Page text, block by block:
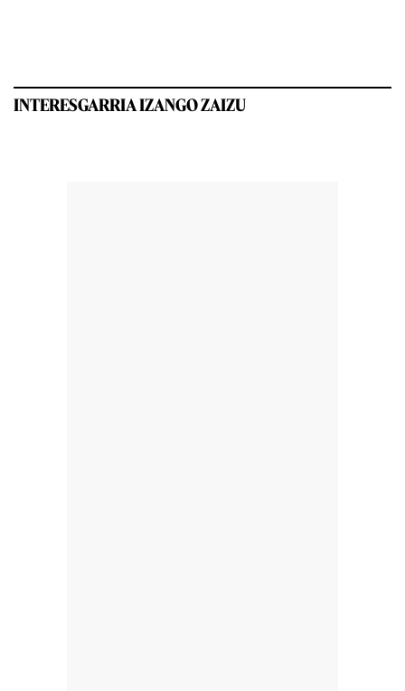
INTERESGARRIA IZANGO ZAIZU